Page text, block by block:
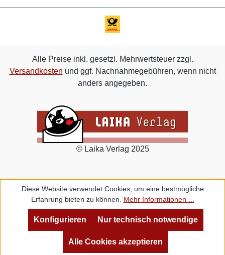
Alle Preise inkl. gesetzl. Mehrwertsteuer zzgl.
Versandkosten und ggf. Nachnahmegebühren, wenn nicht
anders angegeben.
© Laika Verlag 2025
Diese Website verwendet Cookies, um eine bestmögliche
Erfahrung bieten zu können. Mehr Informationen ...
Nur technisch notwendige
Konfigurieren
Alle Cookies akzeptieren